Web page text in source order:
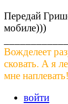
Передай
мобиле)))
Вожделеет
сковать. А я
мне наплевать!
войти